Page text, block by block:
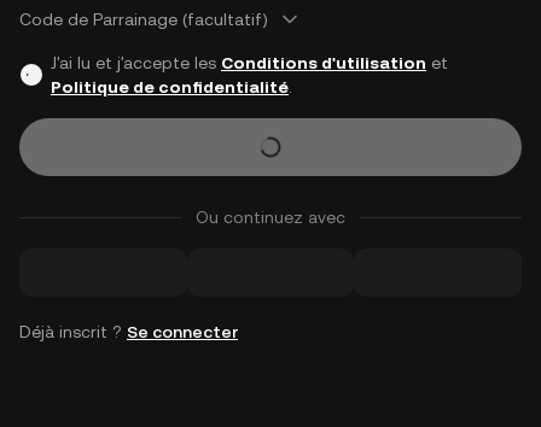
Code de Parrainage (facultatif)
J'ai lu et j'accepte les Conditions d'utilisation et
Politique de confidentialité.
Ou continuez avec
Déjà inscrit ? Se connecter